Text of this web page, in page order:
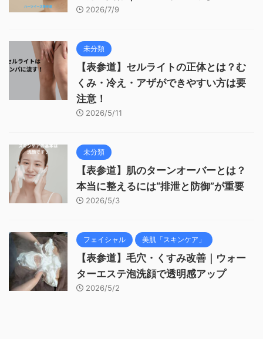
2026/7/9
未分類
【表参道】セルライトの正体とは？む
くみ・冷え・アザができやすい方は要
注意！
2026/5/11
未分類
【表参道】肌のターンオーバーとは？
本当に整えるには“排泄と防御”が重要
2026/5/3
フェイシャル 美肌「スキンケア」
【表参道】毛穴・くすみ改善｜ウォー
ターエステ泡洗顔で透明感アップ
2026/5/2